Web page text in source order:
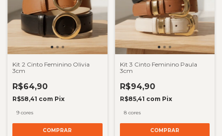
Kit 2 Cinto Feminino Olivia
3cm
R$64,90
R$58,41 com Pix
9 cores
COMPRAR
Kit 3 Cinto Feminino Paula
3cm
R$94,90
R$85,41 com Pix
8 cores
COMPRAR